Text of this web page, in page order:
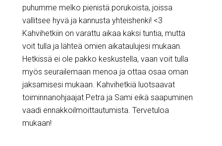
puhumme melko pienistä porukoista, joissa
vallitsee hyvä ja kannusta yhteishenki! <3
Kahvihetkiin on varattu aikaa kaksi tuntia, mutta
voit tulla ja lähteä omien aikataulujesi mukaan.
Hetkissä ei ole pakko keskustella, vaan voit tulla
myös seurailemaan menoa ja ottaa osaa oman
jaksamisesi mukaan. Kahvihetkiä luotsaavat
toiminnanohjaajat Petra ja Sami eikä saapuminen
vaadi ennakkoilmoittautumista. Tervetuloa
mukaan!